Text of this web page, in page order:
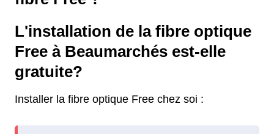
L'installation de la fibre optique
Free à Beaumarchés est-elle
gratuite?
Installer la fibre optique Free chez soi :